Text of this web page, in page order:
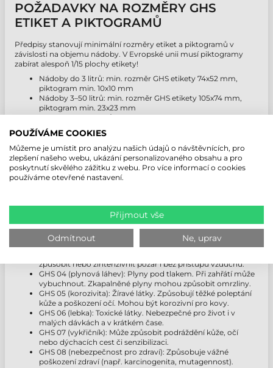
POŽADAVKY NA ROZMĚRY GHS
ETIKET A PIKTOGRAMŮ
Předpisy stanovují minimální rozměry etiket a piktogramů v
závislosti na objemu nádoby. V Evropské unii musí piktogramy
zabírat alespoň 1/15 plochy etikety!
Nádoby do 3 litrů: min. rozměr GHS etikety 74x52 mm,
piktogram min. 10x10 mm
Nádoby 3–50 litrů: min. rozměr GHS etikety 105x74 mm,
piktogram min. 23x23 mm
Nádoby 50–500 litrů: min. rozměr GHS etikety 148x105 mm,
piktogram min. 32x32 mm
Nádoby nad 500 litrů: min. rozměr GHS etikety 210x148 mm,
piktogram min. 46x46 mm
TYPY GHS PIKTOGRAMŮ
GHS 01 (bomba): Výbušniny. Nebezpečí výbuchu při požáru,
GHS 02 (plamen): Hořlavé látky. Může se vznítit vlivem
plamene, jiskry nebo tepla. Některé látky uvolňují při
způsobit nebo zintenzivnit požár i bez přístupu vzduchu.
GHS 04 (plynová láhev): Plyny pod tlakem. Při zahřátí může
vybuchnout. Zkapalněné plyny mohou způsobit omrzliny.
GHS 05 (korozivita): Žíravé látky. Způsobují těžké poleptání
kůže a poškození očí. Mohou být korozivní pro kovy.
GHS 06 (lebka): Toxické látky. Nebezpečné pro život i v
malých dávkách a v krátkém čase.
GHS 07 (vykřičník): Může způsobit podráždění kůže, očí
nebo dýchacích cest či senzibilizaci.
GHS 08 (nebezpečnost pro zdraví): Způsobuje vážné
poškození zdraví (např. karcinogenita, mutagennost).
POUŽÍVÁME COOKIES
Můžeme je umístit pro analýzu našich údajů o návštěvnících, pro
zlepšení našeho webu, ukázání personalizovaného obsahu a pro
poskytnutí skvělého zážitku z webu. Pro více informací o cookies
používáme otevřené nastavení.
Přijmout vše
Odmítnout Ne, uprav